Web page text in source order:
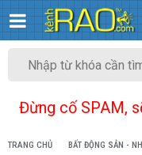
Đừng cố SPAM,
TRANG CHỦ BẤT ĐỘNG SẢN -